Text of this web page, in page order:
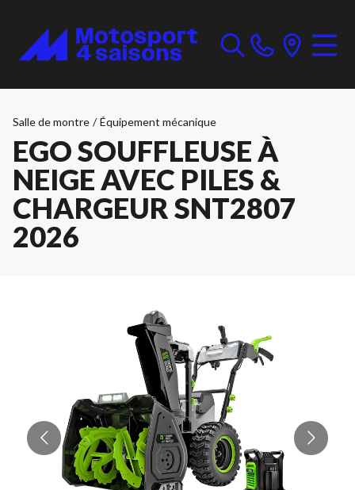
Salle de montre / Équipement mécanique
EGO SOUFFLEUSE À
NEIGE AVEC PILES &
CHARGEUR SNT2807
2026